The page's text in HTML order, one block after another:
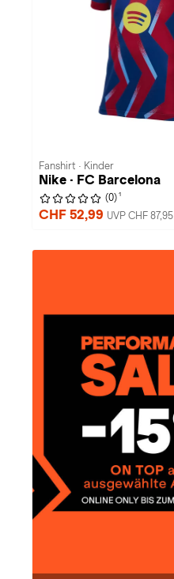
Fanshirt · Kinder
Nike · FC Barcelona
(0) 1
CHF 52,99 UVP CHF 87,95